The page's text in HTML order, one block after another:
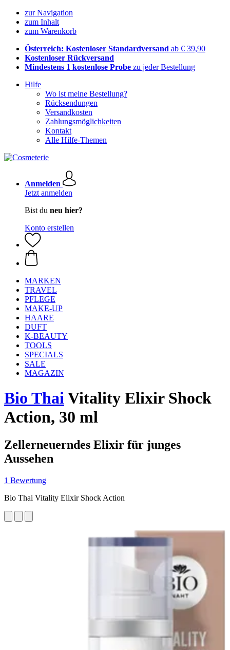
zur Navigation
zum Inhalt
zum Warenkorb
Österreich: Kostenloser Standardversand ab € 39,90
Kostenloser Rückversand
Mindestens 1 kostenlose Probe zu jeder Bestellung
Hilfe
Wo ist meine Bestellung?
Rücksendungen
Versandkosten
Zahlungsmöglichkeiten
Kontakt
Alle Hilfe-Themen
Anmelden
Jetzt anmelden
Bist du neu hier?
Konto erstellen
MARKEN
TRAVEL
PFLEGE
MAKE-UP
HAARE
DUFT
K-BEAUTY
TOOLS
SPECIALS
SALE
MAGAZIN
Bio ThaiVitality Elixir Shock
Action, 30 ml
Zellerneuerndes Elixir für junges
Aussehen
1 Bewertung
Bio Thai Vitality Elixir Shock Action